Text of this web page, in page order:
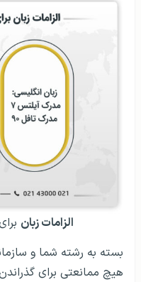
الزامات زبان
بسته به رشته شما و
هیچ ممانعتی برای